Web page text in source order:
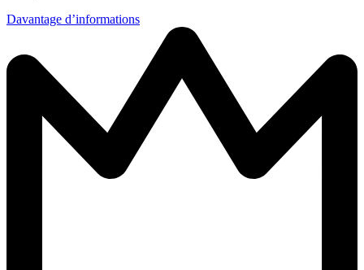
Davantage d’informations